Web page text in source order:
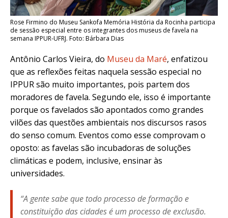
Rose Firmino do Museu Sankofa Memória História da Rocinha participa
de sessão especial entre os integrantes dos museus de favela na
semana IPPUR-UFRJ. Foto: Bárbara Dias
Antônio Carlos Vieira, do Museu da Maré, enfatizou
que as reflexões feitas naquela sessão especial no
IPPUR são muito importantes, pois partem dos
moradores de favela. Segundo ele, isso é importante
porque os favelados são apontados como grandes
vilões das questões ambientais nos discursos rasos
do senso comum. Eventos como esse comprovam o
oposto: as favelas são incubadoras de soluções
climáticas e podem, inclusive, ensinar às
universidades.
“A gente sabe que todo processo de formação e
constituição das cidades é um processo de exclusão.